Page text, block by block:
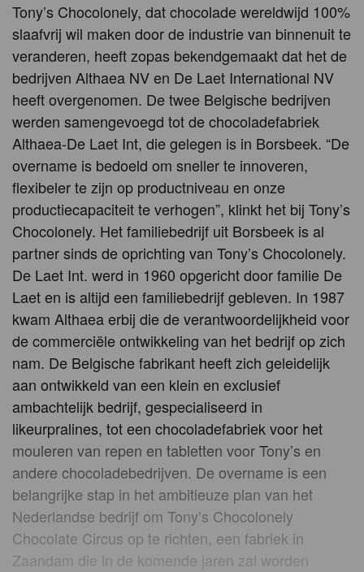
Tony’s Chocolonely, dat chocolade wereldwijd 100%
slaafvrij wil maken door de industrie van binnenuit te
veranderen, heeft zopas bekendgemaakt dat het de
bedrijven Althaea NV en De Laet International NV
heeft overgenomen. De twee Belgische bedrijven
werden samengevoegd tot de chocoladefabriek
Althaea-De Laet Int, die gelegen is in Borsbeek. “De
overname is bedoeld om sneller te innoveren,
flexibeler te zijn op productniveau en onze
productiecapaciteit te verhogen”, klinkt het bij Tony’s
Chocolonely. Het familiebedrijf uit Borsbeek is al
partner sinds de oprichting van Tony’s Chocolonely.
De Laet Int. werd in 1960 opgericht door familie De
Laet en is altijd een familiebedrijf gebleven. In 1987
kwam Althaea erbij die de verantwoordelijkheid voor
de commerciële ontwikkeling van het bedrijf op zich
nam. De Belgische fabrikant heeft zich geleidelijk
aan ontwikkeld van een klein en exclusief
ambachtelijk bedrijf, gespecialiseerd in
likeurpralines, tot een chocoladefabriek voor het
mouleren van repen en tabletten voor Tony’s en
andere chocoladebedrijven. De overname is een
belangrijke stap in het ambitieuze plan van het
Nederlandse bedrijf om Tony’s Chocolonely
Chocolate Circus op te richten, een fabriek in
Zaandam die in de komende jaren zal worden